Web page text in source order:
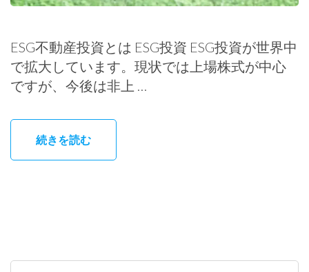
ESG不動産投資とは ESG投資 ESG投資が世界中
で拡大しています。現状では上場株式が中心
ですが、今後は非上 …
続きを読む